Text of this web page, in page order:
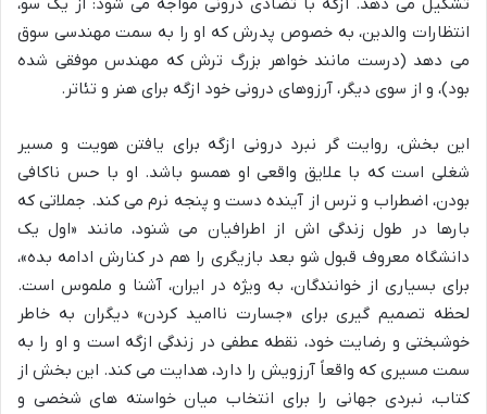
انتظارات والدین، به خصوص پدرش که او را به سمت مهندسی سوق
می دهد (درست مانند خواهر بزرگ ترش که مهندس موفقی شده
بود)، و از سوی دیگر، آرزوهای درونی خود ازگه برای هنر و تئاتر.
این بخش، روایت گر نبرد درونی ازگه برای یافتن هویت و مسیر
شغلی است که با علایق واقعی او همسو باشد. او با حس ناکافی
بودن، اضطراب و ترس از آینده دست و پنجه نرم می کند. جملاتی که
بارها در طول زندگی اش از اطرافیان می شنود، مانند «اول یک
دانشگاه معروف قبول شو بعد بازیگری را هم در کنارش ادامه بده»،
برای بسیاری از خوانندگان، به ویژه در ایران، آشنا و ملموس است.
لحظه تصمیم گیری برای «جسارت ناامید کردن» دیگران به خاطر
خوشبختی و رضایت خود، نقطه عطفی در زندگی ازگه است و او را به
سمت مسیری که واقعاً آرزویش را دارد، هدایت می کند. این بخش از
کتاب، نبردی جهانی را برای انتخاب میان خواسته های شخصی و